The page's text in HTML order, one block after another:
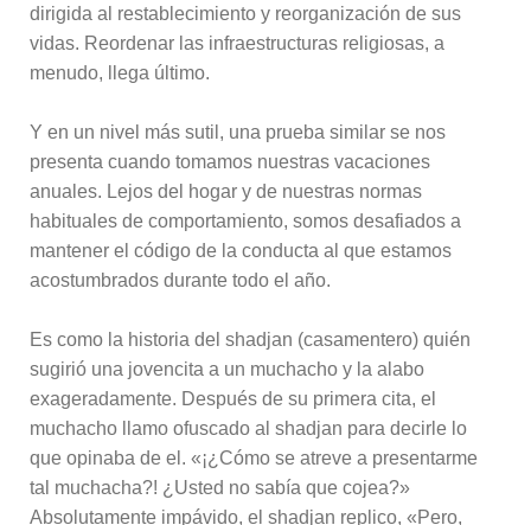
dirigida al restablecimiento y reorganización de sus
vidas. Reordenar las infraestructuras religiosas, a
menudo, llega último.
Y en un nivel más sutil, una prueba similar se nos
presenta cuando tomamos nuestras vacaciones
anuales. Lejos del hogar y de nuestras normas
habituales de comportamiento, somos desafiados a
mantener el código de la conducta al que estamos
acostumbrados durante todo el año.
Es como la historia del shadjan (casamentero) quién
sugirió una jovencita a un muchacho y la alabo
exageradamente. Después de su primera cita, el
muchacho llamo ofuscado al shadjan para decirle lo
que opinaba de el. «¡¿Cómo se atreve a presentarme
tal muchacha?! ¿Usted no sabía que cojea?»
Absolutamente impávido, el shadjan replico, «Pero,